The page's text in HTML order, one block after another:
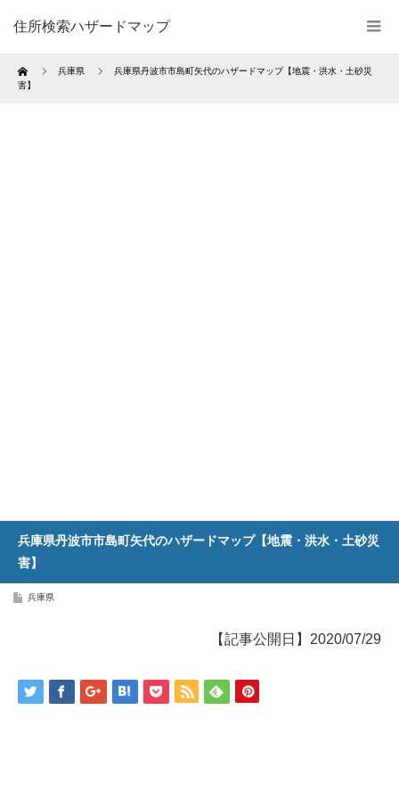
住所検索ハザードマップ
Home 兵庫県
兵庫県丹波市市島町矢代のハザードマップ【地震・洪水・土砂災
害】
兵庫県丹波市市島町矢代のハザードマップ【地震・洪水・土砂災
害】
兵庫県
【記事公開日】2020/07/29